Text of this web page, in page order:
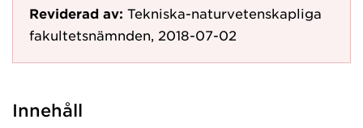
Reviderad av: Tekniska-naturvetenskapliga
fakultetsnämnden, 2018-07-02
Innehåll